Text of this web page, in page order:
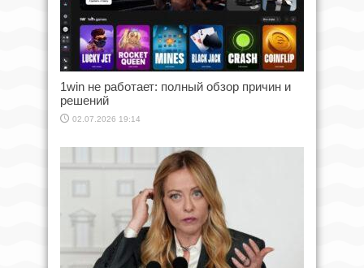
1win не работает: полный обзор причин и
решений
02.07.2026 19:14